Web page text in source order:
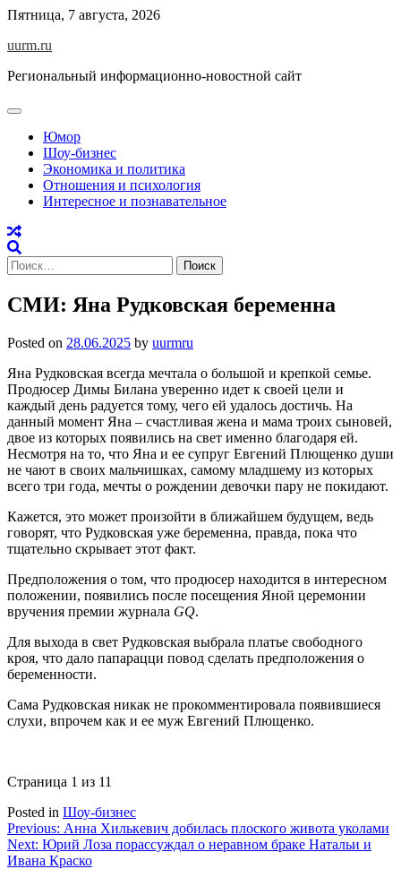
Skip
content
Пятница, 7 августа, 2026
uurm.ru
Региональный информационно-новостной сайт
Юмор
Шоу-бизнес
Экономика и политика
Отношения и психология
Интересное и познавательное
Найти:
СМИ: Яна Рудковская беременна
Posted on 28.06.2025 by uurmru
Яна Рудковская всегда мечтала о большой и крепкой семье.
Продюсер Димы Билана уверенно идет к своей цели и
каждый день радуется тому, чего ей удалось достичь. На
данный момент Яна – счастливая жена и мама троих сыновей,
двое из которых появились на свет именно благодаря ей.
Несмотря на то, что Яна и ее супруг Евгений Плющенко души
не чают в своих мальчишках, самому младшему из которых
всего три года, мечты о рождении девочки пару не покидают.
Кажется, это может произойти в ближайшем будущем, ведь
говорят, что Рудковская уже беременна, правда, пока что
тщательно скрывает этот факт.
Предположения о том, что продюсер находится в интересном
положении, появились после посещения Яной церемонии
вручения премии журнала GQ.
Для выхода в свет Рудковская выбрала платье свободного
кроя, что дало папарацци повод сделать предположения о
беременности.
Сама Рудковская никак не прокомментировала появившиеся
слухи, впрочем как и ее муж Евгений Плющенко.
Страница 1 из 11
Posted in Шоу-бизнес
Навигация
по
Previous: Анна Хилькевич добилась плоского живота уколами
Next: Юрий Лоза порассуждал о неравном браке Натальи и
Ивана Краско